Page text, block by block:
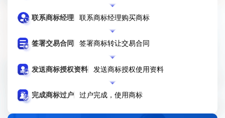
联系商标经理 联系商标经理购买商标
签署交易合同 签署商标转让交易合同
发送商标授权资料 发送商标授权使用资料
完成商标过户 过户完成，使用商标